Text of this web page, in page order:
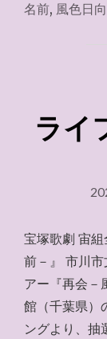
名前, 風色日向
ライ
宝塚歌劇 宙
前－』 市川
アー『再会－
館（千葉県）
ングより、抽